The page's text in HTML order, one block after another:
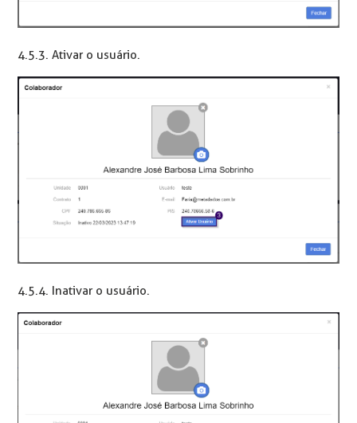
4.5.3. Ativar o usuário.
4.5.4. Inativar o usuário.